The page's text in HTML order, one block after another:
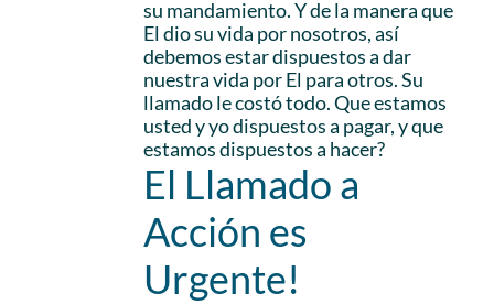
su mandamiento. Y de la manera que
El dio su vida por nosotros, así
debemos estar dispuestos a dar
nuestra vida por El para otros. Su
llamado le costó todo. Que estamos
usted y yo dispuestos a pagar, y que
estamos dispuestos a hacer?
El Llamado a
Acción es
Urgente!